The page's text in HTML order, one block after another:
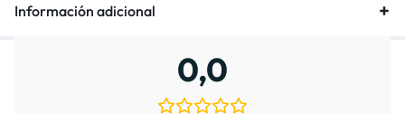
Información adicional
0,0